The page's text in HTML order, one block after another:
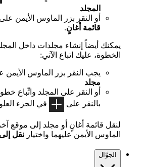
المجلد
أو النقر بزر الماوس الأيمن
قائمة أغانٍ.
يمكنك أيضاً إنشاء مجلدات داخل
الخطوة، عليك اتباع الآتي:
يجب النقر بزر الماوس الأيمن
مجلد
أو النقر على المجلد واتِّباع
بالنقر على
في الجزء
لنقل قائمة أغانٍ أو مجلد إلى موقع
الماوس الأيمن عليهما واختيار نقل
الجوَّال